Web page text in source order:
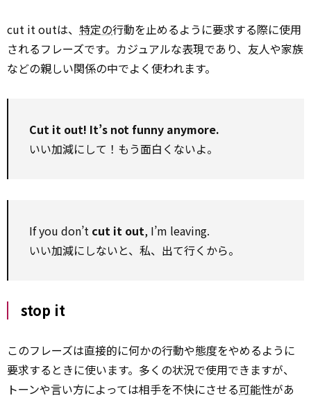
cut it outは、 特定の行動を止めるように要求する際に使用
されるフレーズです。カジュアルな表現であり、友人や家族
などの親しい関係の中でよく使われます。
Cut it out! It’s not funny anymore.
いい加減にして！もう面白くないよ。
If you don’t cut it out, I’m leaving.
いい加減にしないと、私、出て行くから。
stop it
このフレーズは直接的に何かの行動や態度をやめるように
要求するときに使います。多くの状況で使用できますが、
トーンや言い方によっては相手を不快にさせる可能性があ